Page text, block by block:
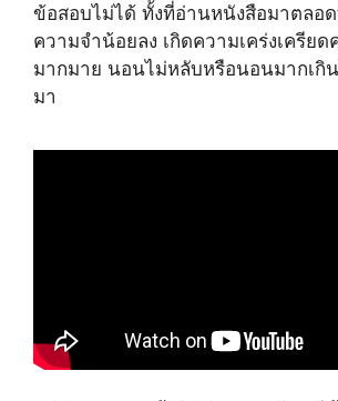
ข้อสอบไม่ได้ ทั้งที่อ่านหนังสือมาตลอด
ความจำน้อยลง เกิดความเคร่งเครียด
มากมาย นอนไม่หลับหรือนอนมากเกิ
มา